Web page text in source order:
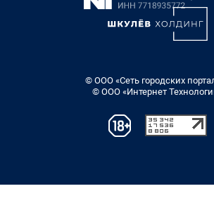
© ООО «Сеть городских
© ООО «Интернет